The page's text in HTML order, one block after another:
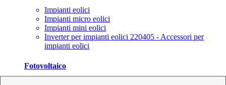
Impianti eolici
Impianti micro eolici
Impianti mini eolici
Inverter per impianti eolici 220405 - Accessori per
impianti eolici
Fotovoltaico